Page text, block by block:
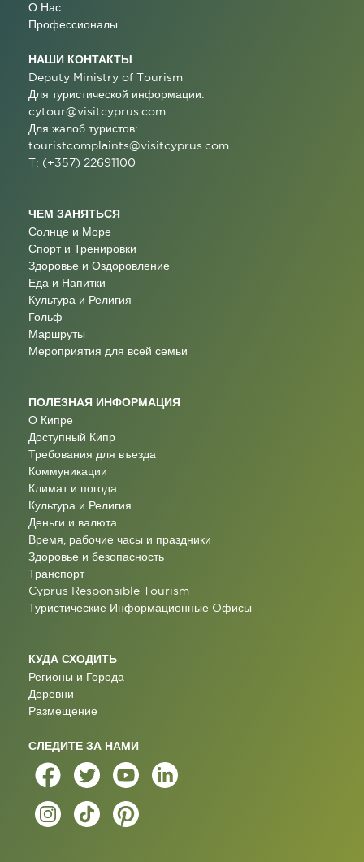
О Нас
Профессионалы
НАШИ КОНТАКТЫ
Deputy Ministry of Tourism
Для туристической информации:
cytour@visitcyprus.com
Для жалоб туристов:
touristcomplaints@visitcyprus.com
T: (+357) 22691100
ЧЕМ ЗАНЯТЬСЯ
Солнце и Море
Спорт и Тренировки
Здоровье и Оздоровление
Еда и Напитки
Культура и Религия
Гольф
Маршруты
Мероприятия для всей семьи
ПОЛЕЗНАЯ ИНФОРМАЦИЯ
О Кипре
Доступный Кипр
Требования для въезда
Коммуникации
Климат и погода
Культура и Религия
Деньги и валюта
Время, рабочие часы и праздники
Здоровье и безопасность
Транспорт
Cyprus Responsible Tourism
Туристические Информационные Oфисы
КУДА СХОДИТЬ
Регионы и Города
Деревни
Размещение
СЛЕДИТЕ ЗА НАМИ